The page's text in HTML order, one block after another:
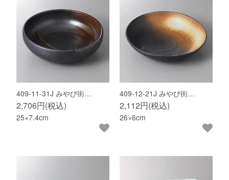
409-11-31J みやび街…
2,706円(税込)
25×7.4cm
409-12-21J みやび街…
2,112円(税込)
26×6cm